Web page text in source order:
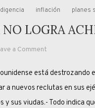
inflación planes
LOGRA
a Commenton
ESTADO
BENEFACTOR
NO
está destrozando
nuevos reclutas en sus
y sus viudas.- Todo indica